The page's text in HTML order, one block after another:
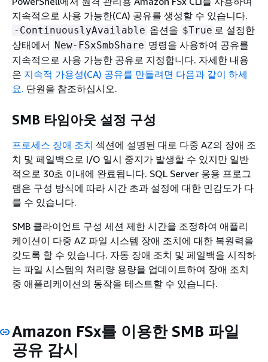
지속적으로 사용 가능한(CA) 공유를 생성할 수 있습니다.
-ContinuouslyAvailable 옵션을 $True 로 설정한
상태에서 New-FSxSmbShare 명령을 사용하여 공유를
지속적으로 사용 가능한 공유로 지정합니다. 자세한 내용
은 지속적 가용성(CA) 공유를 만들려면 다음과 같이 하세
요. 단원을 참조하십시오.
SMB 타임아웃 설정 구성
프로세스 장애 조치 섹션에 설명된 대로 다중 AZ의 장애 조
치 및 페일백으로 I/O 일시 중지가 발생할 수 있지만 일반
적으로 30초 이내에 완료됩니다. SQL Server 응용 프로그
램은 구성 방식에 따라 시간 초과 설정에 대한 민감도가 다
를 수 있습니다.
SMB 클라이언트 구성 세션 제한 시간을 조정하여 애플리
케이션이 다중 AZ 파일 시스템 장애 조치에 대한 복원력을
갖도록 할 수 있습니다. 자동 장애 조치 및 페일백을 시작하
는 파일 시스템의 처리량 용량을 업데이트하여 장애 조치
중 애플리케이션의 동작을 테스트할 수 있습니다.
Amazon FSx를 이용한 SMB 파일
공유 감시